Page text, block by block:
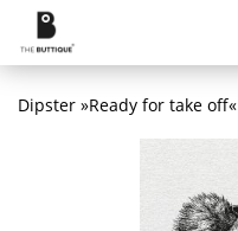
Dipster »Ready for take off«